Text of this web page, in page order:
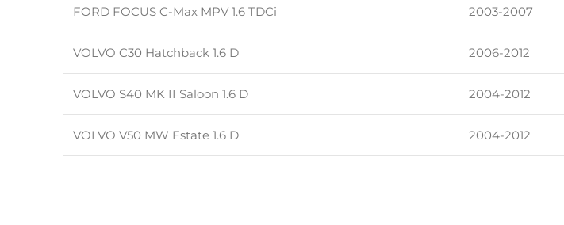
FORD FOCUS C-Max MPV 1.6 TDCi 2003-2007
VOLVO C30 Hatchback 1.6 D 2006-2012
VOLVO S40 MK II Saloon 1.6 D 2004-2012
VOLVO V50 MW Estate 1.6 D 2004-2012